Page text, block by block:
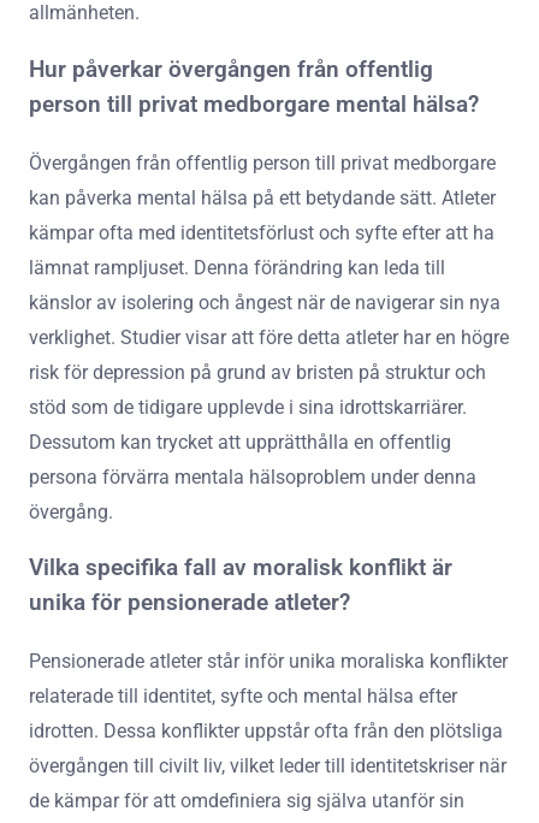
allmänheten.
Hur påverkar övergången från offentlig
person till privat medborgare mental hälsa?
Övergången från offentlig person till privat medborgare
kan påverka mental hälsa på ett betydande sätt. Atleter
kämpar ofta med identitetsförlust och syfte efter att ha
lämnat rampljuset. Denna förändring kan leda till
känslor av isolering och ångest när de navigerar sin nya
verklighet. Studier visar att före detta atleter har en högre
risk för depression på grund av bristen på struktur och
stöd som de tidigare upplevde i sina idrottskarriärer.
Dessutom kan trycket att upprätthålla en offentlig
persona förvärra mentala hälsoproblem under denna
övergång.
Vilka specifika fall av moralisk konflikt är
unika för pensionerade atleter?
Pensionerade atleter står inför unika moraliska konflikter
relaterade till identitet, syfte och mental hälsa efter
idrotten. Dessa konflikter uppstår ofta från den plötsliga
övergången till civilt liv, vilket leder till identitetskriser när
de kämpar för att omdefiniera sig själva utanför sin